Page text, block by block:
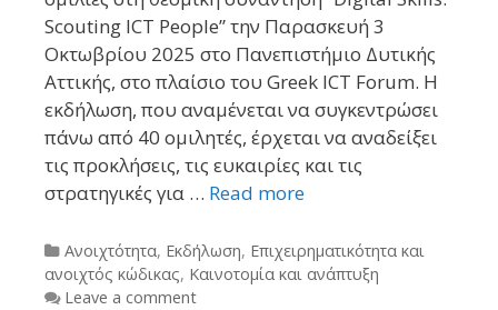
Scouting ICT People” την Παρασκευή 3
Οκτωβρίου 2025 στο Πανεπιστήμιο Δυτικής
Αττικής, στο πλαίσιο του Greek ICT Forum. Η
εκδήλωση, που αναμένεται να συγκεντρώσει
πάνω από 40 ομιλητές, έρχεται να αναδείξει
τις προκλήσεις, τις ευκαιρίες και τις
στρατηγικές για … Read more
Categories
Ανοιχτότητα, Εκδήλωση, Επιχειρηματικότητα και
ανοιχτός κώδικας, Καινοτομία και ανάπτυξη
Leave a comment